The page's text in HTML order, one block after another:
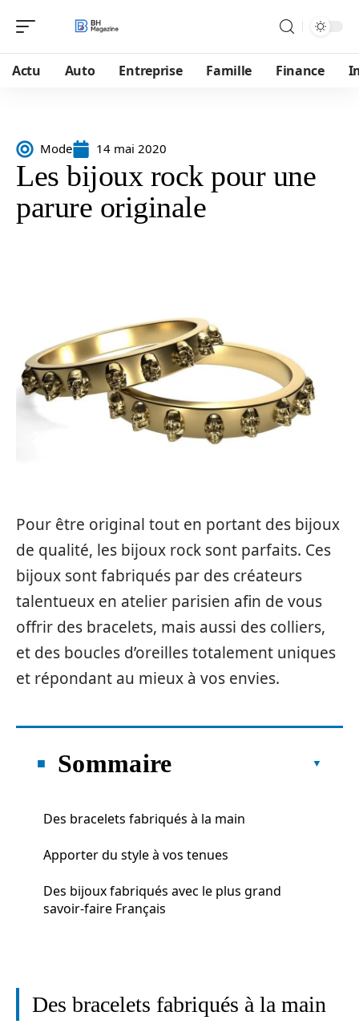
Actu Auto Entreprise Famille Finance
Mode 14 mai 2020
Les bijoux rock pour une
parure originale
Pour être original tout en portant des bijoux
de qualité, les bijoux rock sont parfaits. Ces
bijoux sont fabriqués par des créateurs
talentueux en atelier parisien afin de vous
offrir des bracelets, mais aussi des colliers,
et des boucles d’oreilles totalement uniques
et répondant au mieux à vos envies.
Sommaire
Des bracelets fabriqués à la main
Apporter du style à vos tenues
Des bijoux fabriqués avec le plus grand
savoir-faire Français
Des bracelets fabriqués à la main